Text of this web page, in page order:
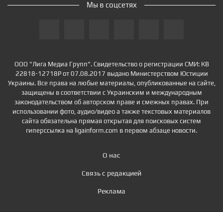
ООО "Лига Медиа Групп". Свидетельство о регистрации СМИ: КВ
22818-12718Р от 07.08.2017 выдано Министерством Юстиции
Украины. Все права на любые материалы, опубликованные на сайте,
защищены в соответствии с Украинским и международным
законодательством об авторском праве и смежных правах. При
использовании фото, аудио/видео а также текстовых материалов
сайта обязательна прямая открытая для поисковых систем
гиперссылка на ligainform.com в первом абзаце новости.
О нас
Связь с редакцией
Реклама
Мы в соцсетях